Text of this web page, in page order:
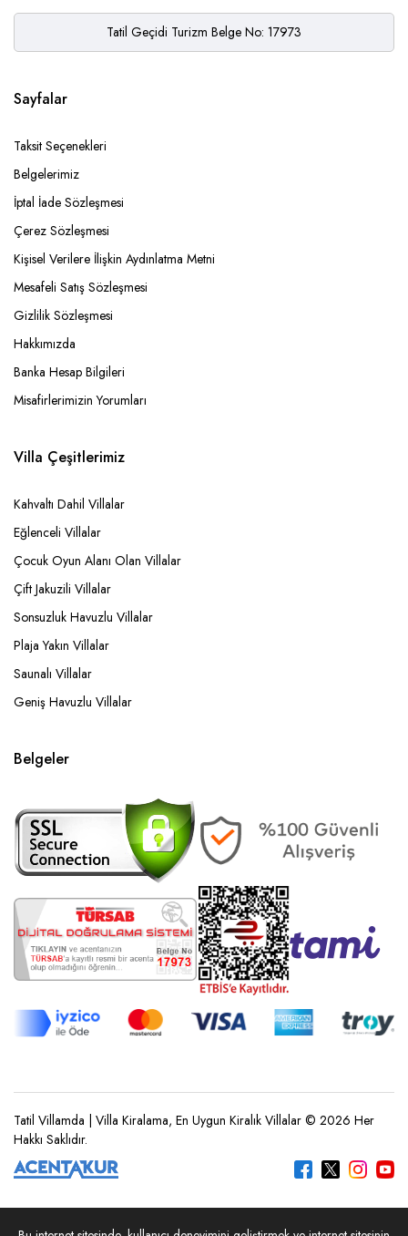
Tatil Geçidi Turizm Belge No: 17973
Sayfalar
Taksit Seçenekleri
Belgelerimiz
İptal İade Sözleşmesi
Çerez Sözleşmesi
Kişisel Verilere İlişkin Aydınlatma Metni
Mesafeli Satış Sözleşmesi
Gizlilik Sözleşmesi
Hakkımızda
Banka Hesap Bilgileri
Misafirlerimizin Yorumları
Villa Çeşitlerimiz
Kahvaltı Dahil Villalar
Eğlenceli Villalar
Çocuk Oyun Alanı Olan Villalar
Çift Jakuzili Villalar
Sonsuzluk Havuzlu Villalar
Plaja Yakın Villalar
Saunalı Villalar
Geniş Havuzlu Villalar
Belgeler
Tatil Villamda | Villa Kiralama, En Uygun Kiralık Villalar © 2026 Her
Hakkı Saklıdır.